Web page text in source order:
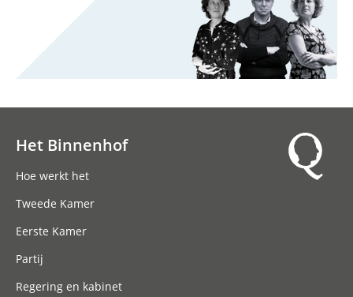
Het Binnenhof
Hoe werkt het
Tweede Kamer
Eerste Kamer
Partij
Regering en kabinet